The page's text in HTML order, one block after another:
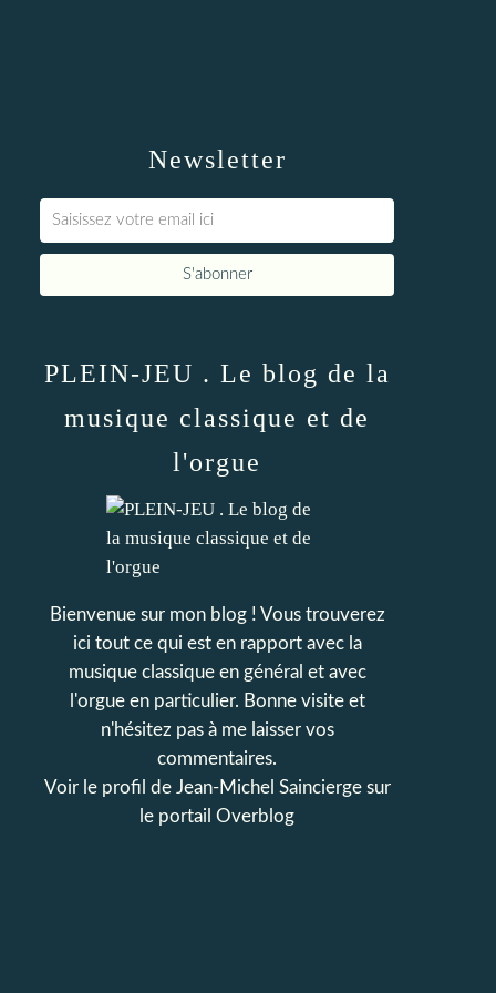
Newsletter
PLEIN-JEU . Le blog de la
musique classique et de
l'orgue
Bienvenue sur mon blog ! Vous trouverez
ici tout ce qui est en rapport avec la
musique classique en général et avec
l'orgue en particulier. Bonne visite et
n'hésitez pas à me laisser vos
commentaires.
Voir le profil de Jean-Michel Sainciergesur
le portail Overblog